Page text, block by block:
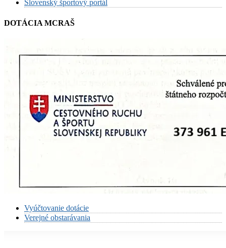
Slovenský športový portál
DOTÁCIA MCRAŠ
Vyúčtovanie dotácie
Verejné obstarávania